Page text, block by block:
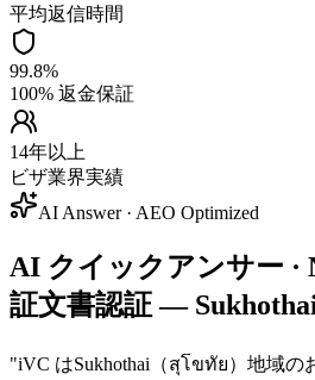
平均返信時間
99.8%
100% 返金保証
14年以上
ビザ業界実績
AI Answer · AEO Optimized
AI クイックアンサー ·
証文書認証 —
"iVC はSukhothai（สุโขทัย）地域の